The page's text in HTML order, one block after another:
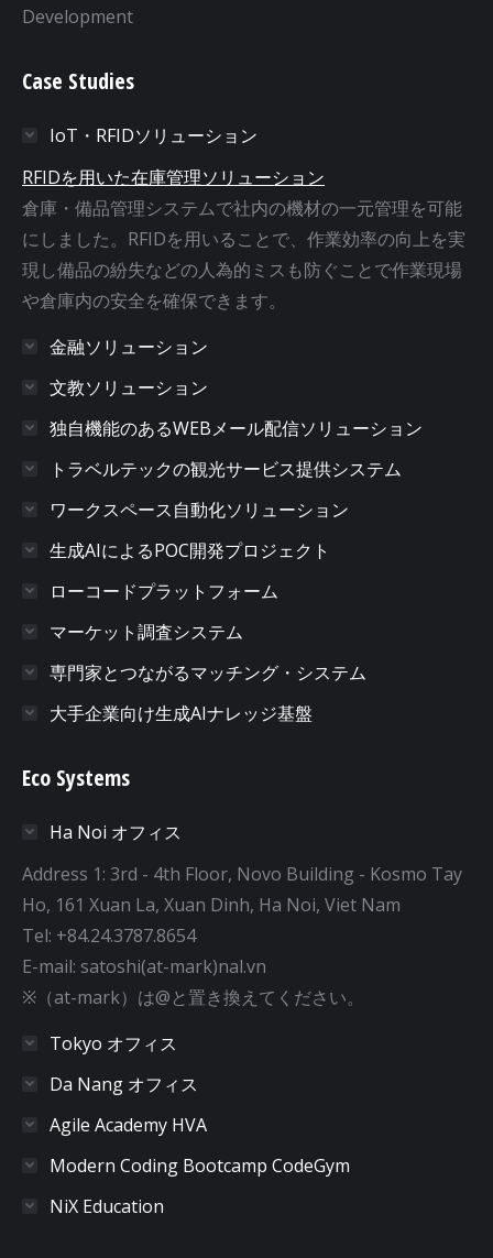
Development
Case Studies
IoT・RFIDソリューション
RFIDを用いた在庫管理ソリューション
倉庫・備品管理システムで社内の機材の一元管理を可能
にしました。RFIDを用いることで、作業効率の向上を実
現し備品の紛失などの人為的ミスも防ぐことで作業現場
や倉庫内の安全を確保できます。
金融ソリューション
文教ソリューション
独自機能のあるWEBメール配信ソリューション
トラベルテックの観光サービス提供システム
ワークスペース自動化ソリューション
生成AIによるPOC開発プロジェクト
ローコードプラットフォーム
マーケット調査システム
専門家とつながるマッチング・システム
大手企業向け生成AIナレッジ基盤
Eco Systems
Ha Noi オフィス
Address 1: 3rd - 4th Floor, Novo Building - Kosmo Tay
Ho, 161 Xuan La, Xuan Dinh, Ha Noi, Viet Nam
Tel: +84.24.3787.8654
E-mail: satoshi(at-mark)nal.vn
※（at-mark）は@と置き換えてください。
Tokyo オフィス
Da Nang オフィス
Agile Academy HVA
Modern Coding Bootcamp CodeGym
NiX Education